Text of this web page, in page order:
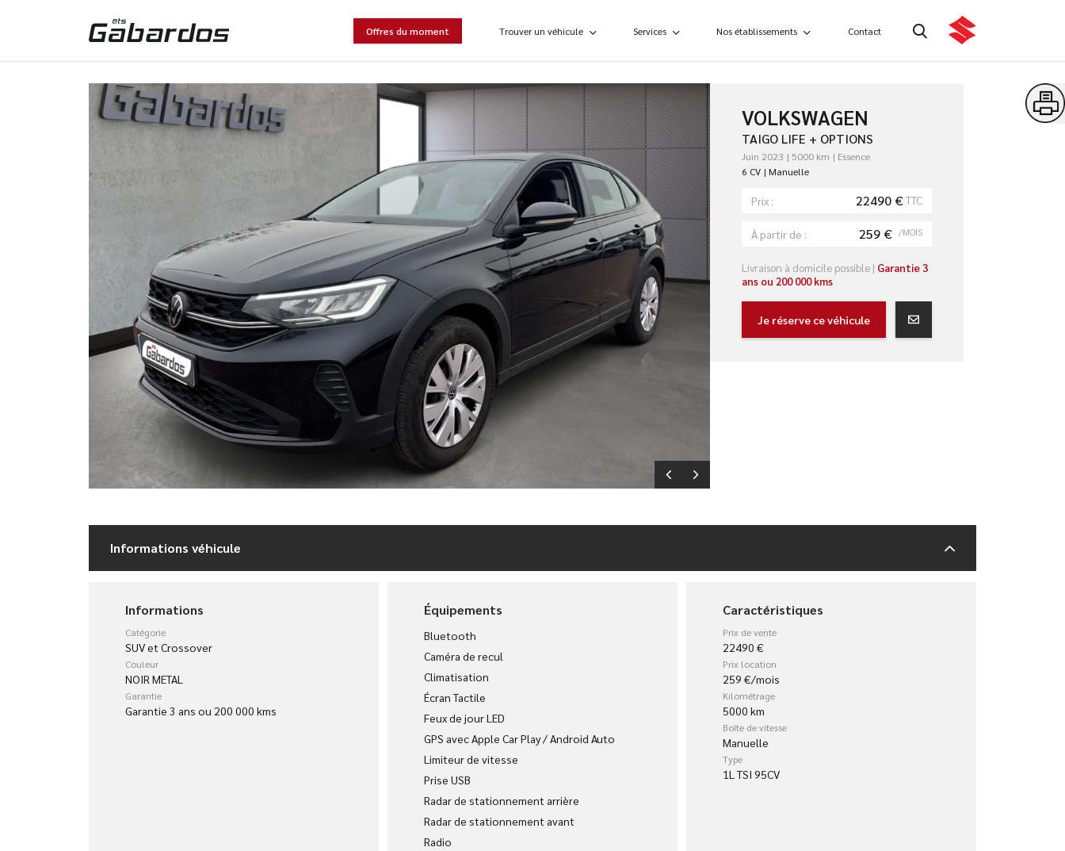
Offres du moment Trouver un véhicule Services Nos établissements Contact
VOLKSWAGEN
TAIGO LIFE + OPTIONS
Juin 2023 5000 km
Essence
6 CV
Manuelle
Prix : 22490 €TTC
À partir de : 259 € /MOIS
Livraison à domicile possible | Garantie 3
ans ou 200 000 kms
Je réserve ce véhicule
Informations véhicule
Informations
Catégorie
SUV et Crossover
Couleur
NOIR METAL
Garantie
Garantie 3 ans ou 200 000 kms
Équipements
Bluetooth
Caméra de recul
Climatisation
Écran Tactile
Feux de jour LED
GPS avec Apple Car Play / Android Auto
Limiteur de vitesse
Prise USB
Radar de stationnement arrière
Radar de stationnement avant
Radio
Caractéristiques
Prix de vente
22490 €
Prix location
259 €/mois
Kilométrage
5000 km
Boîte de vitesse
Manuelle
Type
1L TSI 95CV